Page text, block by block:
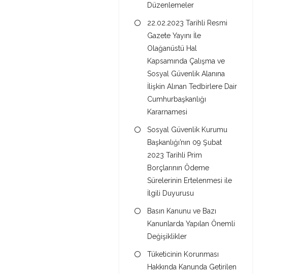
Düzenlemeler
22.02.2023 Tarihli Resmi
Gazete Yayını İle
Olağanüstü Hal
Kapsamında Çalışma ve
Sosyal Güvenlik Alanına
İlişkin Alınan Tedbirlere Dair
Cumhurbaşkanlığı
Kararnamesi
Sosyal Güvenlik Kurumu
Başkanlığı’nın 09 Şubat
2023 Tarihli Prim
Borçlarının Ödeme
Sürelerinin Ertelenmesi ile
İlgili Duyurusu
Basın Kanunu ve Bazı
Kanunlarda Yapılan Önemli
Değişiklikler
Tüketicinin Korunması
Hakkında Kanunda Getirilen